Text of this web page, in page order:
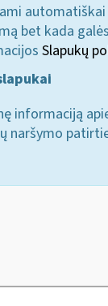
bet kada
Slapukų
informaciją
naršymo